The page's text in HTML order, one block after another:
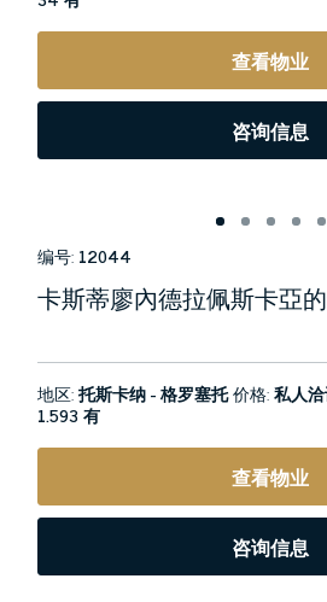
查看物业
咨询信息
编号: 12044
卡斯蒂廖內德拉佩斯卡亞
地区:托斯卡纳 - 格罗塞托价格:私人
1.593 有
查看物业
咨询信息